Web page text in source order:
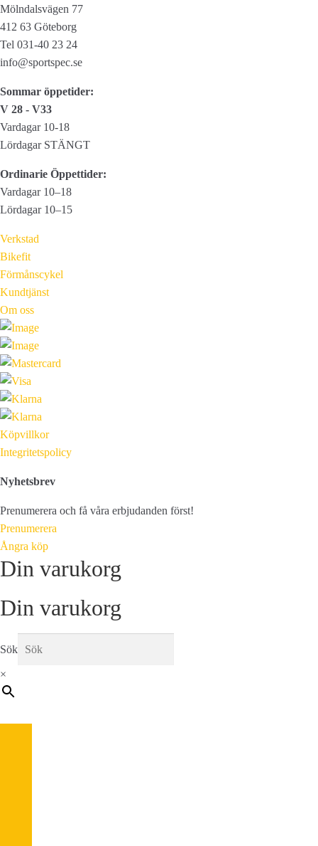
Mölndalsvägen 77
412 63 Göteborg
Tel 031-40 23 24
info@sportspec.se
Sommar öppetider:
V 28 - V33
Vardagar 10-18
Lördagar STÄNGT
Ordinarie Öppettider:
Vardagar 10–18
Lördagar 10–15
Verkstad
Bikefit
Förmånscykel
Kundtjänst
Om oss
Köpvillkor
Integritetspolicy
Nyhetsbrev
Prenumerera och få våra erbjudanden först!
Prenumerera
Ångra köp
Din varukorg
Din varukorg
Sök
×